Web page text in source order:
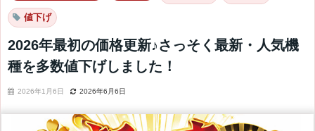
値下げ
2026年最初の価格更新♪さっそく最新・人気機
種を多数値下げしました！
2026年1月6日 2026年6月6日